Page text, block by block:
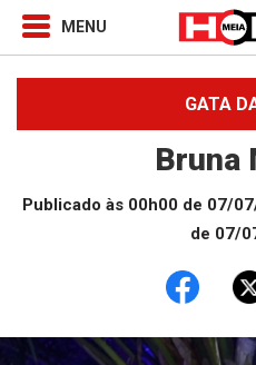
GATA
Bruna
Publicado às 00h00 de 07/
de 07/